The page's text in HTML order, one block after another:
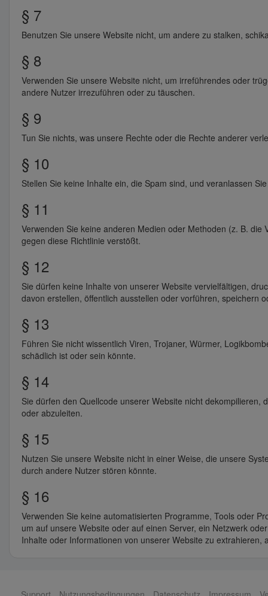
§ 7
Benutzen Sie unsere Website nicht, um andere zu stalken,
§ 8
Verwenden Sie unsere Website nicht, um irreführendes oder
andere Nutzer irrezuführen oder zu täuschen.
§ 9
Tun Sie nichts, was unsere Rechte oder die Rechte anderer
§ 10
Stellen Sie keine Inhalte ein, die Spam sind, und veranlassen
§ 11
Verwenden Sie keine anderen Medien oder Methoden (z. B.
gegen diese Richtlinie verstößt.
§ 12
Sie dürfen keine Inhalte von unserer Website vervielfältigen,
davon erstellen, öffentlich ausstellen oder vorführen, speichern
§ 13
Führen Sie nicht wissentlich Viren, Trojaner, Würmer,
schädlich ist oder sein könnte.
§ 14
Sie dürfen den Quellcode unserer Website nicht
oder abzuleiten.
§ 15
Nutzen Sie unsere Website nicht in einer Weise, die unsere
durch andere Nutzer stören könnte.
§ 16
Verwenden Sie keine automatisierten Programme, Tools oder
um auf unsere Website oder auf einen Server, ein Netzwerk
Inhalte oder Informationen von unserer Website zu